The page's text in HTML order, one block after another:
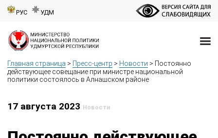
РУС УДМ
Главная страница > Пресс-центр > Новости > Постоянно
действующее совещание при министре национальной
политики состоялось в Алнашском районе
17 августа 2023 Новости